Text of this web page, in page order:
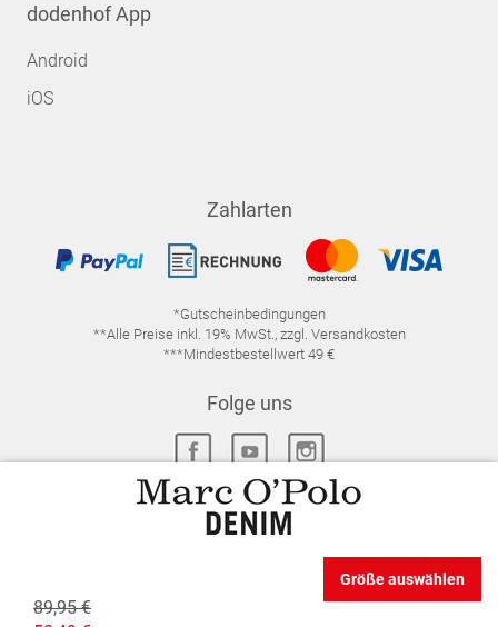
89,95 €
Größe auswählen
dodenhof App
Android
iOS
Zahlarten
*Gutscheinbedingungen
**Alle Preise inkl. 19% MwSt., zzgl. Versandkosten
***Mindestbestellwert 49 €
Folge uns
DATENSCHUTZ-EINSTELLUNGEN
WIDERRUFSRECHT